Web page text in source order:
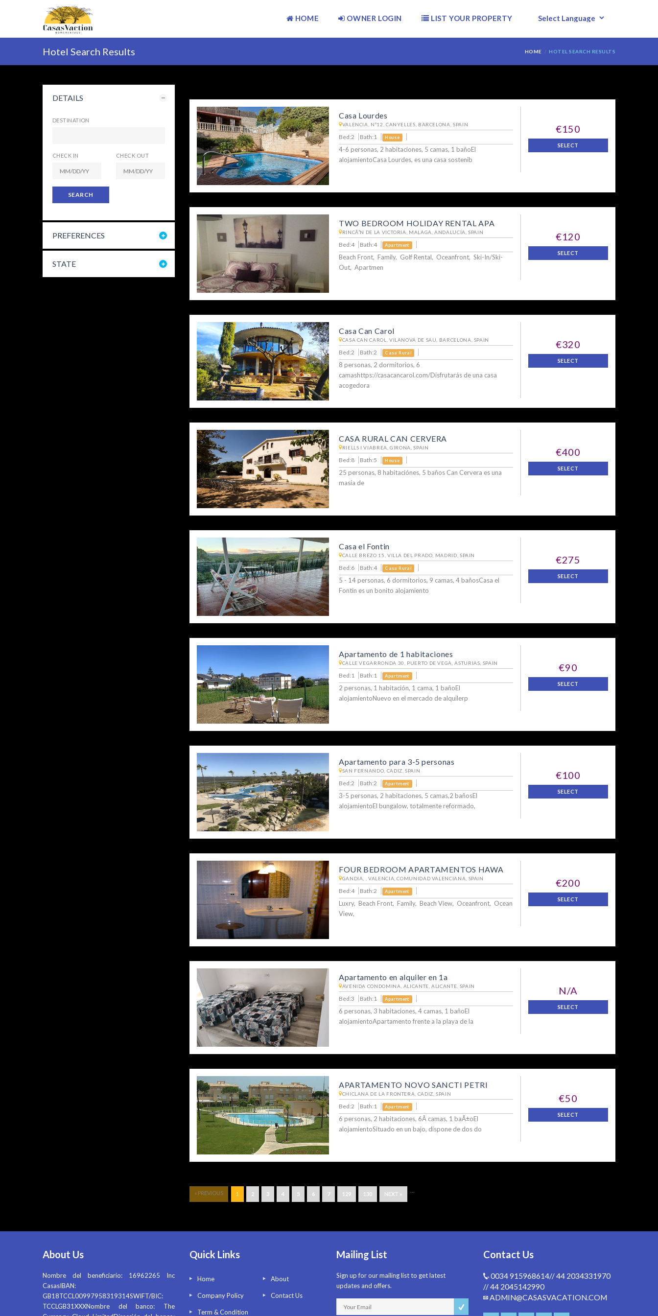
HOME OWNER LOGIN LIST YOUR PROPERTY
Hotel Search Results HOME HOTEL SEARCH RESULTS
DETAILS
DESTINATION
CHECK IN CHECK OUT
SEARCH
PREFERENCES
STATE
Casa Lourdes
VALENCIA, Nº12, CANYELLES, BARCELONA, SPAIN
Bed:2 Bath:1 House
4-6 personas, 2 habitaciones, 5 camas, 1 bañoEl
alojamientoCasa Lourdes, es una casa sostenib
€150
SELECT
TWO BEDROOM HOLIDAY RENTAL APA
RINCÃ³N DE LA VICTORIA, MALAGA, ANDALUCÍA, SPAIN
Bed:4 Bath:4 Apartment
Beach Front, Family, Golf Rental, Oceanfront, Ski-In/Ski-
Out, Apartmen
€120
SELECT
Casa Can Carol
CASA CAN CAROL, VILANOVA DE SAU, BARCELONA, SPAIN
Bed:2 Bath:2 Casa Rural
8 personas, 2 dormitorios, 6
camashttps://casacancarol.com/Disfrutarás de una casa
acogedora
€320
SELECT
CASA RURAL CAN CERVERA
RIELLS I VIABREA, GIRONA, SPAIN
Bed:8 Bath:5 House
25 personas, 8 habitaciónes, 5 baños Can Cervera es una
masía de
€400
SELECT
Casa el Fontin
CALLE BREZO 15, VILLA DEL PRADO, MADRID, SPAIN
Bed:6 Bath:4 Casa Rural
5 - 14 personas, 6 dormitorios, 9 camas, 4 bañosCasa el
Fontin es un bonito alojamiento
€275
SELECT
Apartamento de 1 habitaciones
CALLE VEGARRONDA 30, PUERTO DE VEGA, ASTURIAS, SPAIN
Bed:1 Bath:1 Apartment
2 personas, 1 habitación, 1 cama, 1 bañoEl
alojamientoNuevo en el mercado de alquilerp
€90
SELECT
Apartamento para 3-5 personas
SAN FERNANDO, CADIZ, SPAIN
Bed:2 Bath:2 Apartment
3-5 personas, 2 habitaciones, 5 camas,2 bañosEl
alojamientoEl bungalow, totalmente reformado,
€100
SELECT
FOUR BEDROOM APARTAMENTOS HAWA
GANDIA, , VALENCIA, COMUNIDAD VALENCIANA, SPAIN
Bed:4 Bath:2 Apartment
Luxry, Beach Front, Family, Beach View, Oceanfront, Ocean
View,
€200
SELECT
Apartamento en alquiler en 1a
AVENIDA CONDOMINA, ALICANTE, ALICANTE, SPAIN
Bed:3 Bath:1 Apartment
6 personas, 3 habitaciones, 4 camas, 1 bañoEl
alojamientoApartamento frente a la playa de la
N/A
SELECT
APARTAMENTO NOVO SANCTI PETRI
CHICLANA DE LA FRONTERA, CADIZ, SPAIN
Bed:2 Bath:1 Apartment
6 personas, 2 habitaciones, 6Â camas, 1 baÃ±oEl
alojamientoSituado en un bajo, dispone de dos do
€50
SELECT
« PREVIOUS 1 2 3 4 5 6 7 ...
129 130 NEXT »
About Us
Nombre del beneficiario: 16962265 Inc
CasasIBAN:
GB18TCCL00997958319314SWIFT/BIC:
TCCLGB31XXXNombre del banco: The
Quick Links
Home About
Company Policy Contact Us
Term & Condition
Mailing List
Sign up for our mailing list to get latest
updates and offers.
Contact Us
0034 915968614// 44 2034331970
// 44 2045142990
ADMIN@CASASVACATION.COM